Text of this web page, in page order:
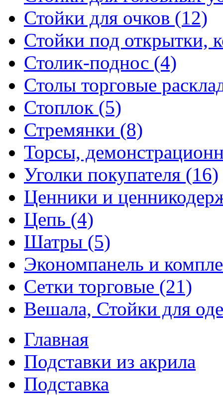
Стойки для очков (12)
Стойки под открытки,
Столик-поднос (4)
Столы торговые
Стоплок (5)
Стремянки (8)
Торсы,
Уголки покупателя (16)
Ценники и
Цепь (4)
Шатры (5)
Экономпанель и
Сетки торговые (21)
Вешала, Стойки для
Главная
Подставки из акрила
Подставка